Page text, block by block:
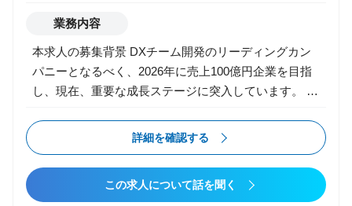
業務内容
本求人の募集背景 DXチーム開発のリーディングカン
パニーとなるべく、2026年に売上100億円企業を目指
し、現在、重要な成長ステージに突入しています。 こ
企業のプロダクト開発（リンク＆モチベーション様の
『モチベーションクラウド』やデータX様の『b-
dash』など）を、上流から下流まで一貫して担い、技
術力と推進力を強みに実績を積み重ねてきました。 今
詳細を確認する
この求人について話を聞く